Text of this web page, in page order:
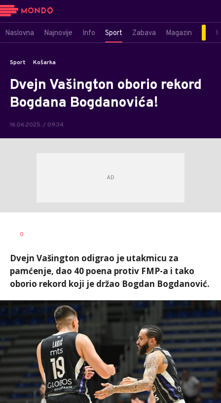
Naslovna Najnovije Info Sport Zabava Magazin
Sport Košarka
Dvejn Vašington oborio rekord
Bogdana Bogdanovića!
16.06.2025. / 09:34
AUTOR
0
Dvejn Vašington odigrao je utakmicu za
pamćenje, dao 40 poena protiv FMP-a i tako
oborio rekord koji je držao Bogdan Bogdanović.